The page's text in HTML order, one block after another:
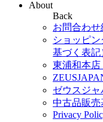
About
Back
お問合わせ
ショッピ
基づく表記
東浦和本店
ゼウスジャ
中古品販売
Privacy